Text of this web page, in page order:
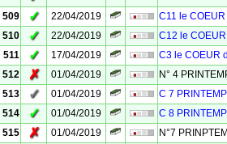
509
✓ 22/04/2019
C11 le
510
✓ 22/04/2019
C12 le
511
✓ 17/04/2019
C3 le COEUR
512
✗ 01/04/2019
N° 4
513
✓ 01/04/2019
C 7
514
✓ 01/04/2019
C 8
515
✗ 01/04/2019
N°7